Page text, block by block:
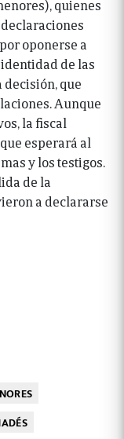
quienes
oponerse a
de las
decisión, que
Aunque
la fiscal
esperará al
y los testigos.
de la
a declararse